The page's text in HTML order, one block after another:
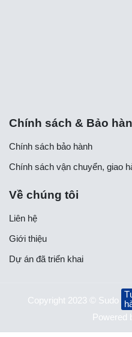
Chính sách & Bảo
Chính sách bảo hành
Chính sách vận chuyển, giao
Về chúng tôi
Liên hệ
Giới thiệu
Dự án đã triển khai
Copyright 2023 © Sudo
Powered